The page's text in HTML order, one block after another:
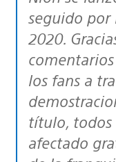
seguido por
2020.
los fans a
título, todos
afectado